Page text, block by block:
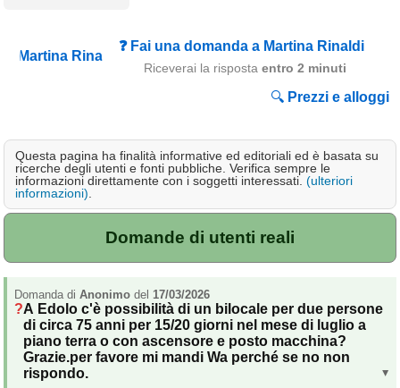
❓ Fai una domanda a Martina Rinaldi
Riceverai la risposta entro 2 minuti
🔍 Prezzi e alloggi
Questa pagina ha finalità informative ed editoriali ed è basata su
ricerche degli utenti e fonti pubbliche. Verifica sempre le
informazioni direttamente con i soggetti interessati. (ulteriori
informazioni)
Domande di utenti reali
Domanda di Anonimo del 17/03/2026
A Edolo c'è possibilità di un bilocale per due persone
di circa 75 anni per 15/20 giorni nel mese di luglio a
piano terra o con ascensore e posto macchina?
Grazie.per favore mi mandi Wa perché se no non
rispondo.
▸
Altro
Basilicata (64)
Calabria(332)
Campania(365)
Emilia - Romagna(227)
(39)
Lazio(318)
Liguria(190)
Lombardia